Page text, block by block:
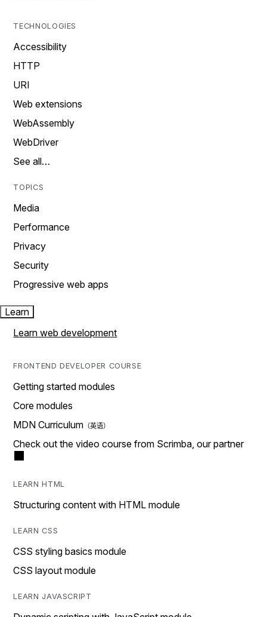
TECHNOLOGIES
Accessibility
HTTP
URI
Web extensions
WebAssembly
WebDriver
See all…
TOPICS
Media
Performance
Privacy
Security
Progressive web apps
Learn
Learn web development
FRONTEND DEVELOPER COURSE
Getting started modules
Core modules
MDN Curriculum
Check out the video course from Scrimba, our partner
LEARN HTML
Structuring content with HTML module
LEARN CSS
CSS styling basics module
CSS layout module
LEARN JAVASCRIPT